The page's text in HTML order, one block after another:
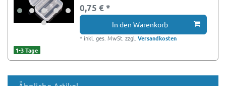
0,75 € *
In den Warenkorb
* inkl. ges. MwSt. zzgl.Versandkosten
1-3 Tage